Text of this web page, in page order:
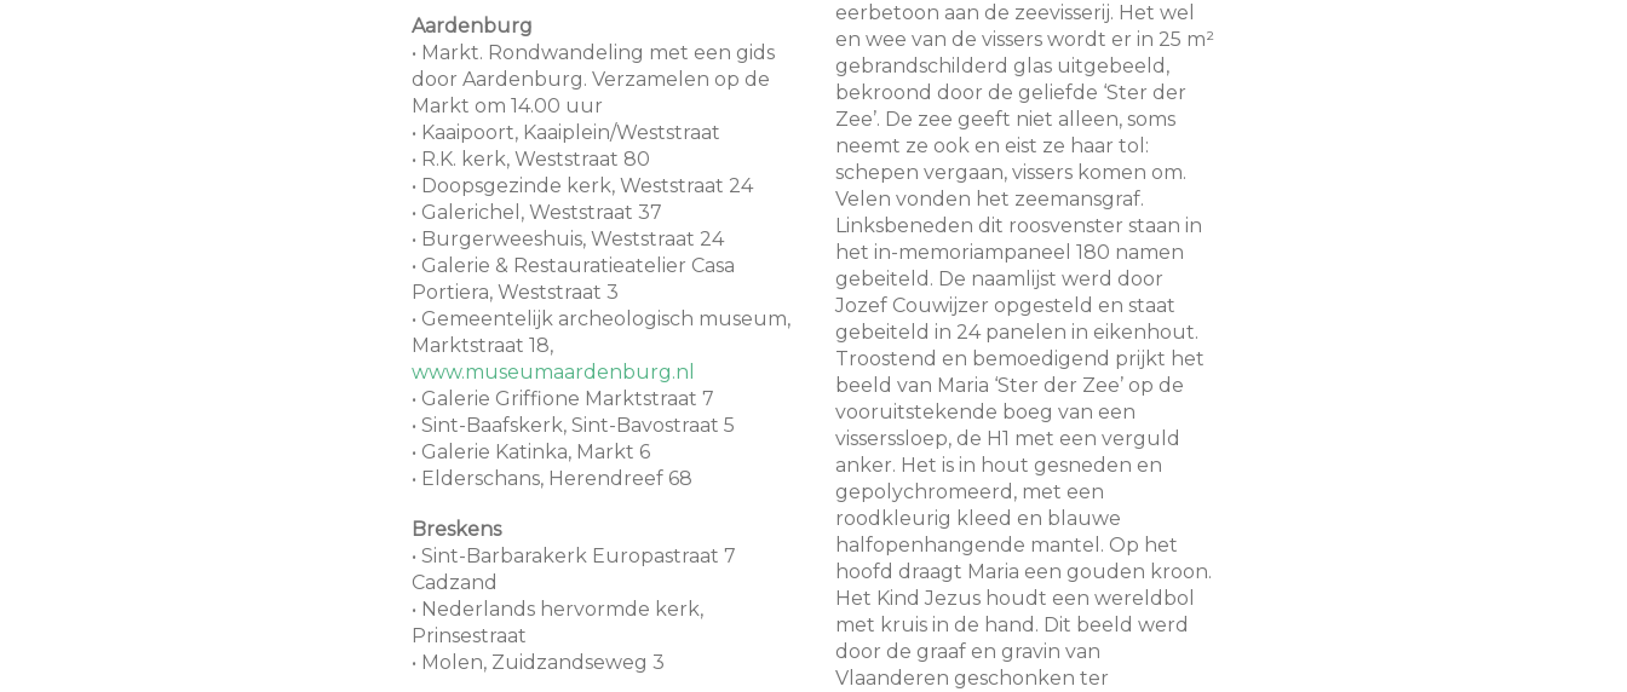
Aardenburg
• Markt. Rondwandeling met een gids
door Aardenburg. Verzamelen op de
Markt om 14.00 uur
• Kaaipoort, Kaaiplein/Weststraat
• R.K. kerk, Weststraat 80
• Doopsgezinde kerk, Weststraat 24
• Galerichel, Weststraat 37
• Burgerweeshuis, Weststraat 24
• Galerie & Restauratieatelier Casa
Portiera, Weststraat 3
• Gemeentelijk archeologisch museum,
Marktstraat 18,
www.museumaardenburg.nl
• Galerie Griffione Marktstraat 7
• Sint-Baafskerk, Sint-Bavostraat 5
• Galerie Katinka, Markt 6
• Elderschans, Herendreef 68
Breskens
• Sint-Barbarakerk Europastraat 7
Cadzand
• Nederlands hervormde kerk,
Prinsestraat
• Molen, Zuidzandseweg 3
eerbetoon aan de zeevisserij. Het wel
en wee van de vissers wordt er in 25 m²
gebrandschilderd glas uitgebeeld,
bekroond door de geliefde ‘Ster der
Zee’. De zee geeft niet alleen, soms
neemt ze ook en eist ze haar tol:
schepen vergaan, vissers komen om.
Velen vonden het zeemansgraf.
Linksbeneden dit roosvenster staan in
het in-memoriampaneel 180 namen
gebeiteld. De naamlijst werd door
Jozef Couwijzer opgesteld en staat
gebeiteld in 24 panelen in eikenhout.
Troostend en bemoedigend prijkt het
beeld van Maria ‘Ster der Zee’ op de
vooruitstekende boeg van een
visserssloep, de H1 met een verguld
anker. Het is in hout gesneden en
gepolychromeerd, met een
roodkleurig kleed en blauwe
halfopenhangende mantel. Op het
hoofd draagt Maria een gouden kroon.
Het Kind Jezus houdt een wereldbol
met kruis in de hand. Dit beeld werd
door de graaf en gravin van
Vlaanderen geschonken ter